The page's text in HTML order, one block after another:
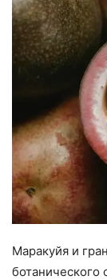
Маракуйя и
ботанического